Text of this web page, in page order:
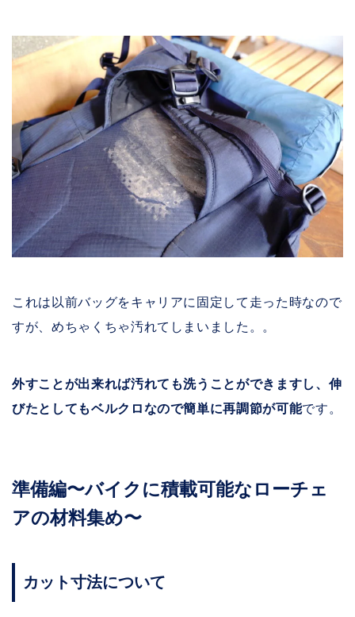
これは以前バッグをキャリアに固定して走った時なので
すが、めちゃくちゃ汚れてしまいました。。
外すことが出来れば汚れても洗うことができますし、伸
びたとしてもベルクロなので簡単に再調節が可能です。
準備編〜バイクに積載可能なローチェ
アの材料集め〜
カット寸法について